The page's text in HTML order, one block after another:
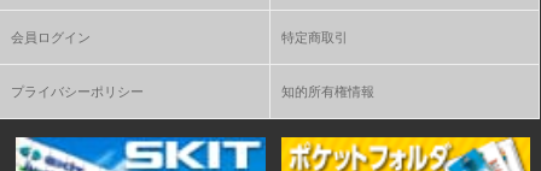
会員ログイン 特定商取引
プライバシーポリシー 知的所有権情報